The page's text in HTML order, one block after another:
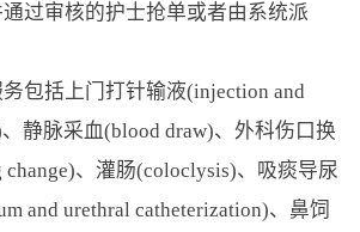
过审核的护士抢单或者由系统派
包括上门打针输液(injection and
静脉采血(blood draw)、外科伤口换
change)、灌肠(coloclysis)、吸痰导尿
and urethral catheterization)、鼻饲